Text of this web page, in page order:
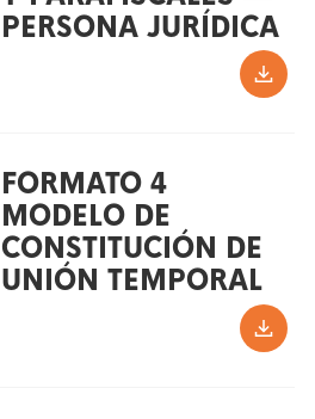
PERSONA JURÍDICA
FORMATO 4
MODELO DE
CONSTITUCIÓN DE
UNIÓN TEMPORAL